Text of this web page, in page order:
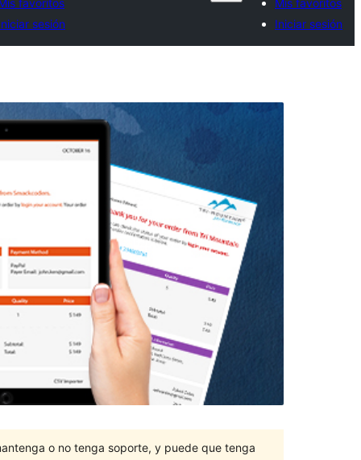
favoritos
sesión
Mis favoritos
Iniciar sesión
o no tenga soporte, y puede que tenga